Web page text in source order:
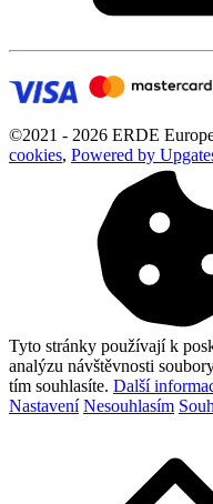
©2021 - 2026 ERDE
cookies, Powered by
Tyto stránky používají k
analýzu návštěvnosti
tím souhlasíte. Další
Nastavení Nesouhlasím